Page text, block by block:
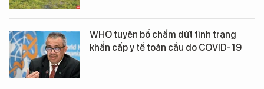
WHO tuyên bố chấm dứt tình trạng
khẩn cấp y tế toàn cầu do COVID-19